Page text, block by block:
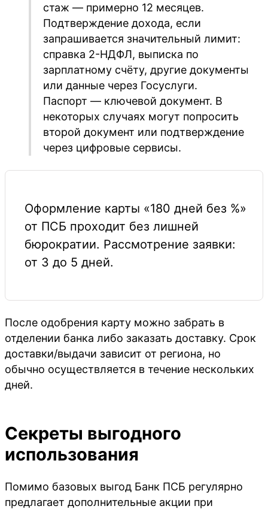
стаж — примерно 12 месяцев.
Подтверждение дохода, если
запрашивается значительный лимит:
справка 2-НДФЛ, выписка по
зарплатному счёту, другие документы
или данные через Госуслуги.
Паспорт — ключевой документ. В
некоторых случаях могут попросить
второй документ или подтверждение
через цифровые сервисы.
Оформление карты «180 дней без %»
от ПСБ проходит без лишней
бюрократии. Рассмотрение заявки:
от 3 до 5 дней.
После одобрения карту можно забрать в
отделении банка либо заказать доставку. Срок
доставки/выдачи зависит от региона, но
обычно осуществляется в течение нескольких
дней.
Секреты выгодного
использования
Помимо базовых выгод Банк ПСБ регулярно
предлагает дополнительные акции при